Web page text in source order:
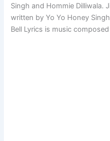
Singh and Hommie Dilliwala.
written by Yo Yo Honey
Bell Lyrics is music